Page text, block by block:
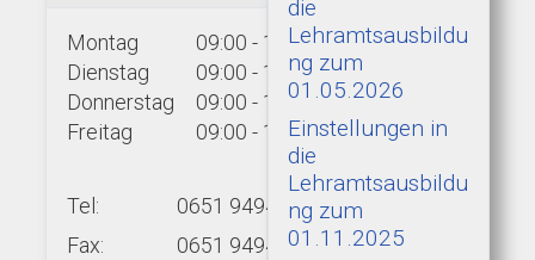
Montag
09:00 - 15:00 Uhr
Dienstag
09:00 - 15:00 Uhr
Donnerstag
09:00 - 15:00 Uhr
Freitag
09:00 - 13:00 Uhr
Tel:
0651 9494-439
Fax:
0651 9494-422
die
Lehramtsausbildu
ng zum
01.05.2026
Einstellungen in
die
Lehramtsausbildu
ng zum
01.11.2025